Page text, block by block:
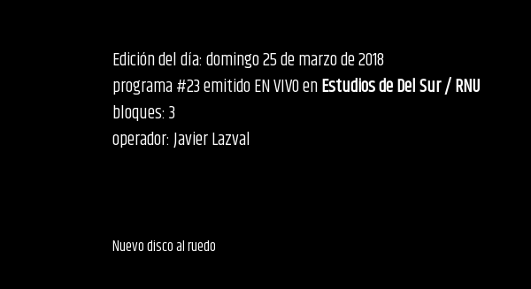
Edición del día: domingo 25 de marzo de 2018
programa #23 emitido EN VIVO enEstudios de Del Sur / RNU
bloques: 3
operador: Javier Lazval
Nuevo disco al ruedo